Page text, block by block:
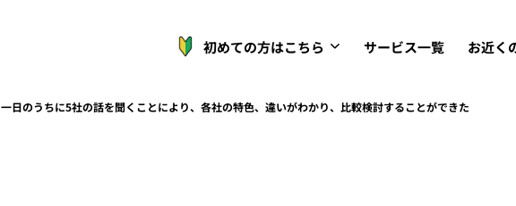
初めての方はこちら サービス一覧 お近く
一日のうちに5社の話を聞くことにより、各社の特色、違いがわかり、比較検討することができた